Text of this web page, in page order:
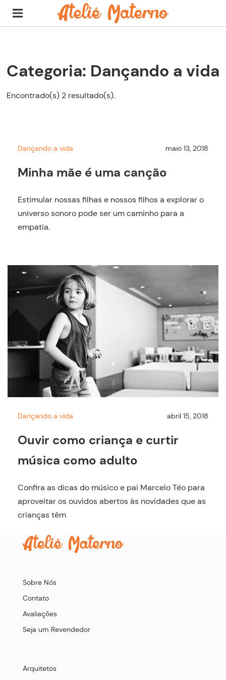
Categoria: Dançando a vida
Encontrado(s) 2 resultado(s).
Dançando a vida maio 13, 2018
Minha mãe é uma canção
Estimular nossas filhas e nossos filhos a explorar o
universo sonoro pode ser um caminho para a
empatia.
Dançando a vida abril 15, 2018
Ouvir como criança e curtir
música como adulto
Confira as dicas do músico e pai Marcelo Téo para
aproveitar os ouvidos abertos às novidades que as
crianças têm
Sobre Nós
Contato
Avaliações
Seja um Revendedor
Arquitetos